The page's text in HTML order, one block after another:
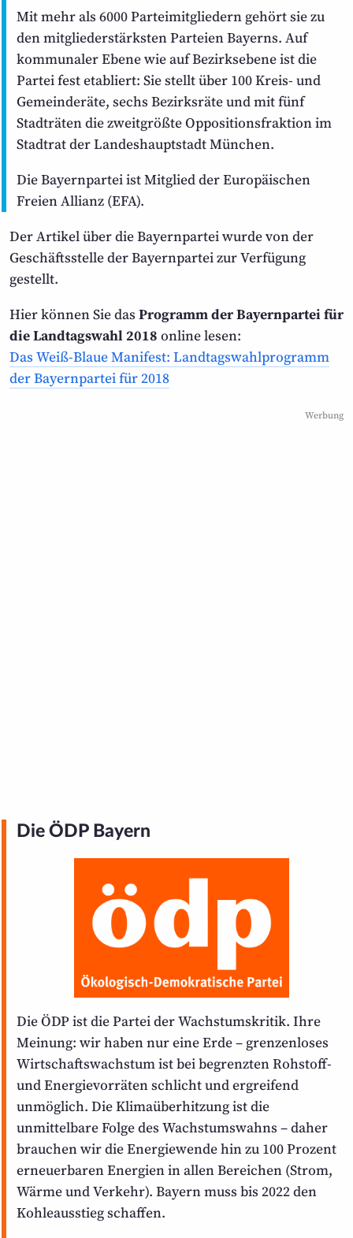
Mit mehr als 6000 Parteimitgliedern gehört sie zu
den mitglieder­stärksten Parteien Bayerns. Auf
kommunaler Ebene wie auf Bezirks­ebene ist die
Partei fest etabliert: Sie stellt über 100 Kreis- und
Gemeinde­räte, sechs Bezirksräte und mit fünf
Stadträten die zweit­größte Oppositions­fraktion im
Stadtrat der Landes­hauptstadt München.
Die Bayernpartei ist Mitglied der Europäischen
Freien Allianz (EFA).
Der Artikel über die Bayernpartei wurde von der
Geschäfts­stelle der Bayernpartei zur Verfügung
gestellt.
Hier können Sie das Programm der Bayernpartei für
die Landtagswahl 2018 online lesen:
Das Weiß-Blaue Manifest: Landtagswahl­programm
der Bayernpartei für 2018
Werbung
Die ÖDP Bayern
Die ÖDP ist die Partei der Wachstums­kritik. Ihre
Meinung: wir haben nur eine Erde – grenzen­loses
Wirtschafts­wachstum ist bei begrenzten Rohstoff-
und Energie­vorräten schlicht und ergreifend
unmöglich. Die Klima­über­hitzung ist die
unmittelbare Folge des Wachstums­wahns – daher
brauchen wir die Energie­wende hin zu 100 Prozent
erneuerbaren Energien in allen Bereichen (Strom,
Wärme und Verkehr). Bayern muss bis 2022 den
Kohle­ausstieg schaffen.